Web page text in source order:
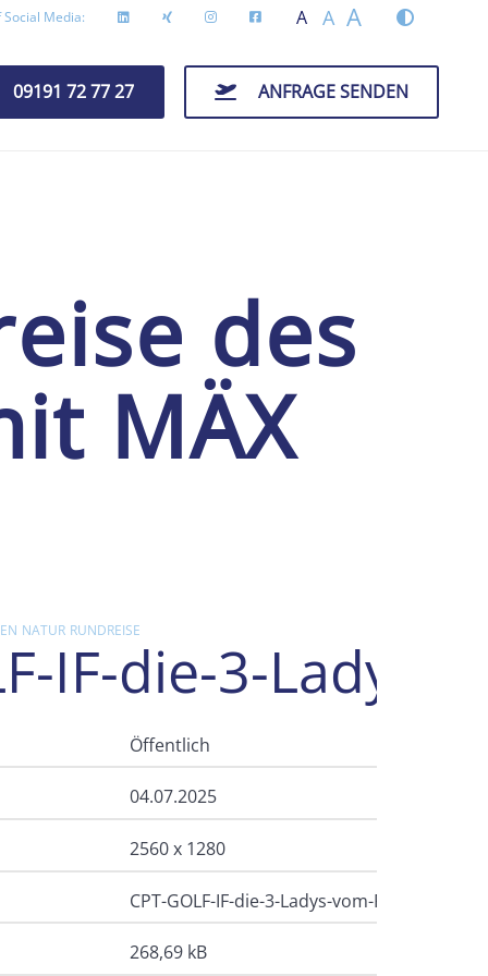
Media: A A A
09191 72 77 27 ANFRAGE SENDEN
des
MÄX
NATUR RUNDREISE
IF-die-3-Ladys-
Öffentlich
04.07.2025
2560 x 1280
CPT-GOLF-IF-die-3-Ladys-vom-Fairway-
268,69 kB